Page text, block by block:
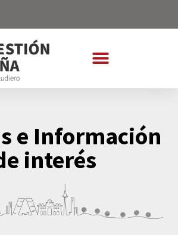
e Información
interés